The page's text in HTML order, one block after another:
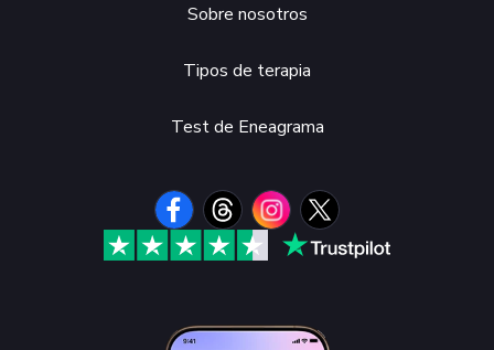
Sobre nosotros
Tipos de terapia
Test de Eneagrama